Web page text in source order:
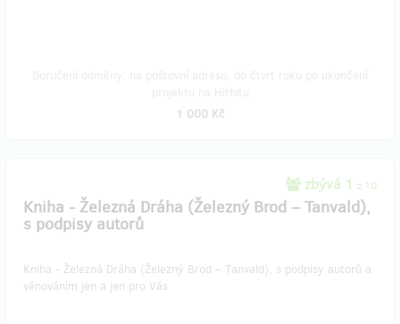
1 000 Kč
zbývá 1 z 10
Kniha - Železná Dráha (Železný Brod – Tanvald),
s podpisy autorů
Kniha - Železná Dráha (Železný Brod – Tanvald), s podpisy autorů a
věnováním jen a jen pro Vás